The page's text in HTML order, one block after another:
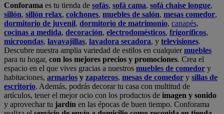
Conforama es tu tienda de sofás, sofá cama, sofá chaise longue,
sillón, sillón relax, colchones, muebles de salón, mesas comedor,
dormitorio de juvenil, dormitorio de matrimonio, canapés,
cocinas a medida, decoración, electrodomésticos, frigoríficos,
microondas, lavavajillas, lavadora secadora, y televisiones.
Descubre nuestra amplia variedad de estilos en cualquiermuebles
para tu hogar, con los mejores precios y promociones. Crea el
espacio en el que vives gracias a nuestros muebles de comedor y
habitaciones, armarios y zapateros, mesas de comedor y sillas de
escritorio. Además, podrás decorar tu casa con multitud de
artículos, tener el mejor ocio con los productos de imagen y sonido
y aprovechar tu jardín en las épocas de buen tiempo. Conforama